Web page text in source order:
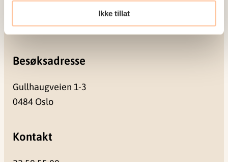
Ikke tillat
0409 Oslo
Besøksadresse
Gullhaugveien 1-3
0484 Oslo
Kontakt